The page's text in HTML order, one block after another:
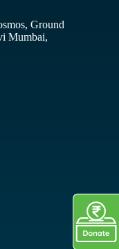
Ground
Mumbai,